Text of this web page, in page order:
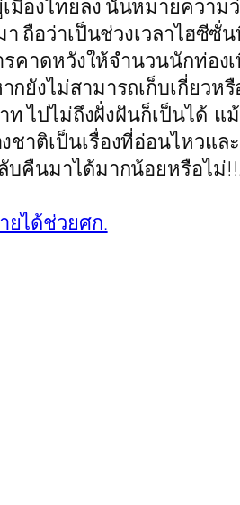
งไทยลง นั่นหมายความ
ถือว่าเป็นช่วงเวลาไฮซี
คาดหวังให้จำนวนนักท่อ
ยังไม่สามารถเก็บเกี่ยว
ท ไปไม่ถึงฝั่งฝันก็เป็นได้
าติเป็นเรื่องที่อ่อนไหวแ
บคืนมาได้มากน้อยหรือไม่
ยได้ช่วยศก.